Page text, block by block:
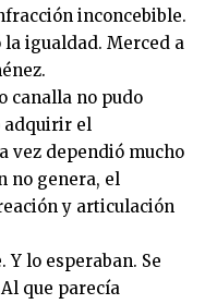
inconcebible.
igualdad. Merced a
canalla no pudo
adquirir el
vez dependió mucho
no genera, el
y articulación
Y lo esperaban. Se
que parecía